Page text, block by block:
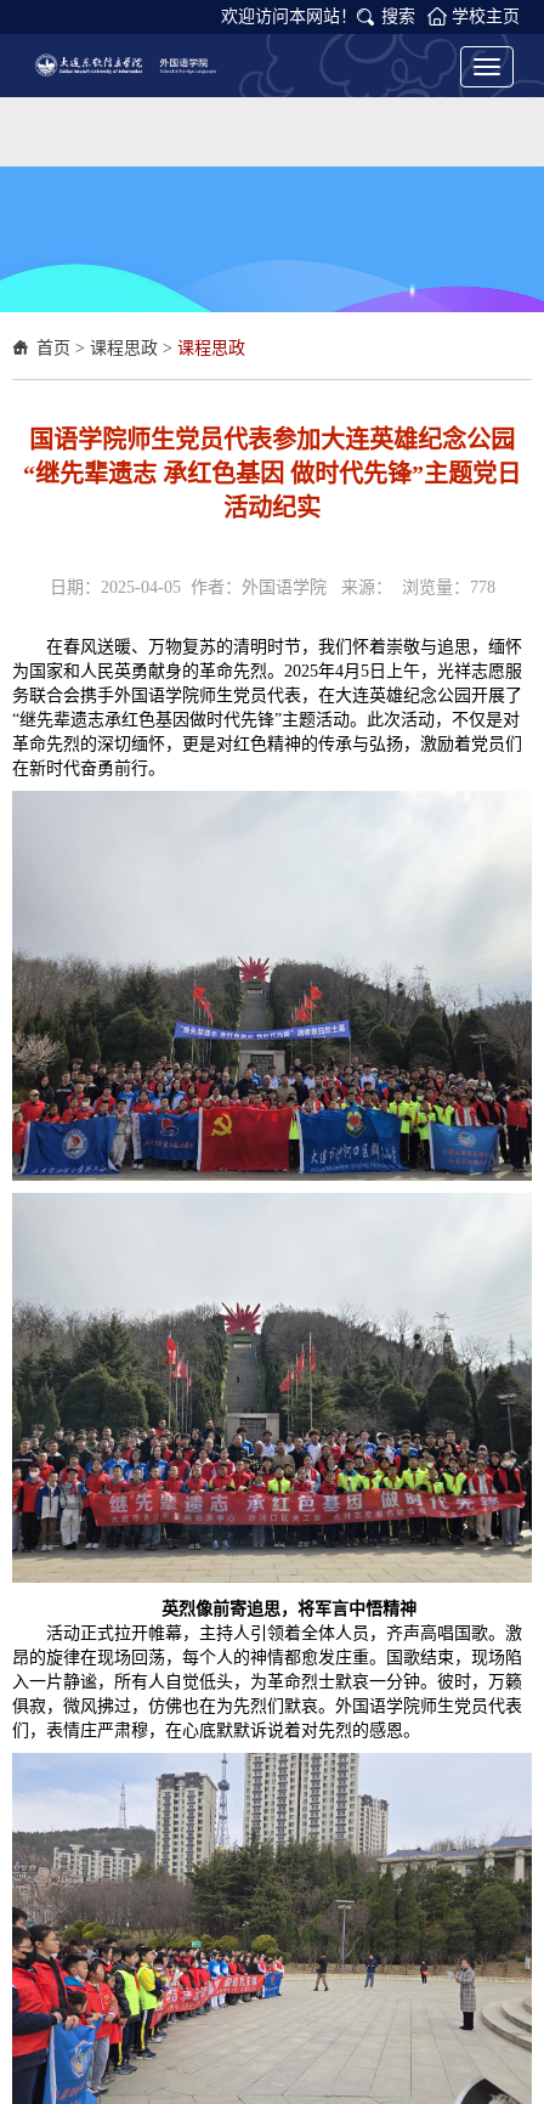
欢迎访问本网站！ 搜索 学校主页
Toggle
首页 > 课程思政 > 课程思政
国语学院师生党员代表参加大连英雄纪念公园
“继先辈遗志 承红色基因 做时代先锋”主题党日
活动纪实
日期：2025-04-05 作者：外国语学院 来源： 浏览量： 778
在春风送暖、万物复苏的清明时节，我们怀着崇敬与追思，缅怀
为国家和人民英勇献身的革命先烈。2025年4月5日上午，光祥志愿服
务联合会携手外国语学院师生党员代表，在大连英雄纪念公园开展了
“继先辈遗志承红色基因做时代先锋”主题活动。此次活动，不仅是对
革命先烈的深切缅怀，更是对红色精神的传承与弘扬，激励着党员们
在新时代奋勇前行。
英烈像前寄追思，将军言中悟精神
活动正式拉开帷幕，主持人引领着全体人员，齐声高唱国歌。激
昂的旋律在现场回荡，每个人的神情都愈发庄重。国歌结束，现场陷
入一片静谧，所有人自觉低头，为革命烈士默哀一分钟。彼时，万籁
俱寂，微风拂过，仿佛也在为先烈们默哀。外国语学院师生党员代表
们，表情庄严肃穆，在心底默默诉说着对先烈的感恩。